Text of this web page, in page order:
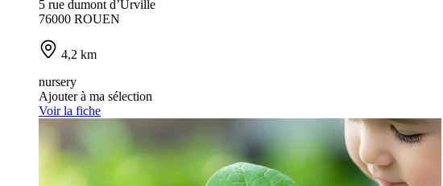
5 rue dumont d’Urville
76000 ROUEN
4,2 km
nursery
Ajouter à ma sélection
Voir la fiche